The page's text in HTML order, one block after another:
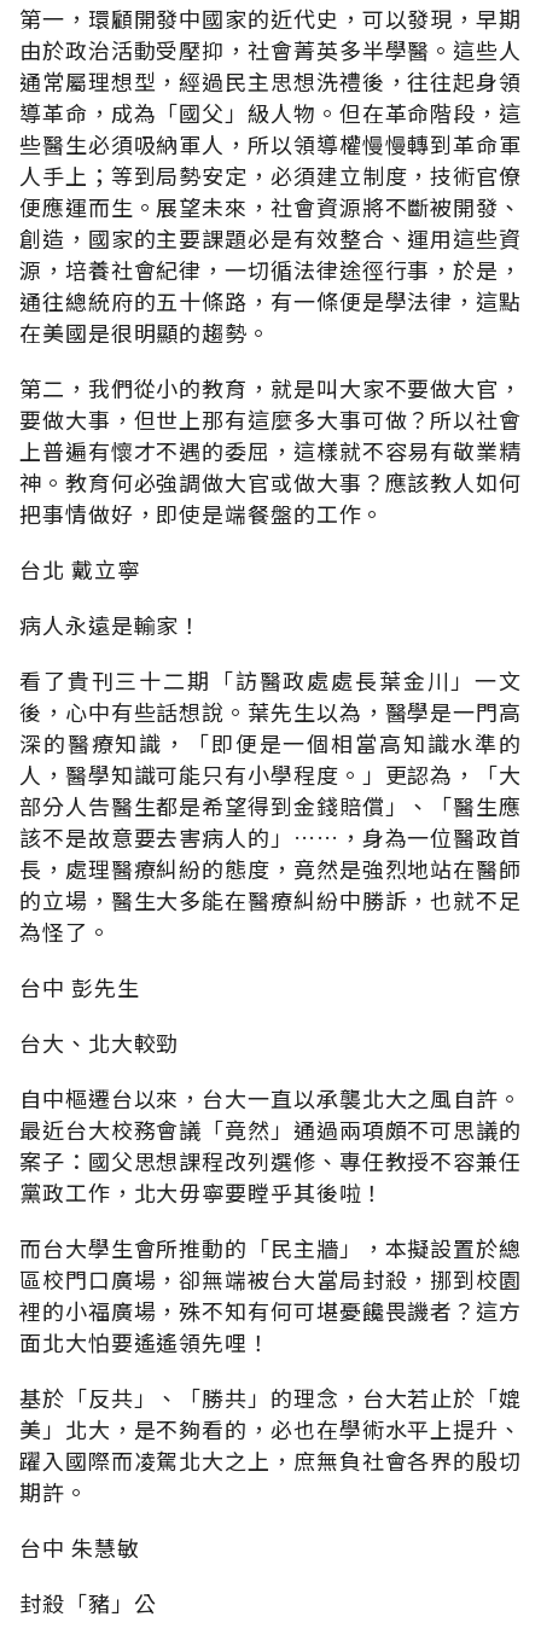
第一，環顧開發中國家的近代史，可以發現，早期
由於政治活動受壓抑，社會菁英多半學醫。這些人
通常屬理想型，經過民主思想洗禮後，往往起身領
導革命，成為「國父」級人物。但在革命階段，這
些醫生必須吸納軍人，所以領導權慢慢轉到革命軍
人手上；等到局勢安定，必須建立制度，技術官僚
便應運而生。展望未來，社會資源將不斷被開發、
創造，國家的主要課題必是有效整合、運用這些資
源，培養社會紀律，一切循法律途徑行事，於是，
通往總統府的五十條路，有一條便是學法律，這點
在美國是很明顯的趨勢。
第二，我們從小的教育，就是叫大家不要做大官，
要做大事，但世上那有這麼多大事可做？所以社會
上普遍有懷才不遇的委屈，這樣就不容易有敬業精
神。教育何必強調做大官或做大事？應該教人如何
把事情做好，即使是端餐盤的工作。
台北 戴立寧
病人永遠是輸家！
看了貴刊三十二期「訪醫政處處長葉金川」一文
後，心中有些話想說。葉先生以為，醫學是一門高
深的醫療知識，「即便是一個相當高知識水準的
人，醫學知識可能只有小學程度。」更認為，「大
部分人告醫生都是希望得到金錢賠償」、「醫生應
該不是故意要去害病人的」……，身為一位醫政首
長，處理醫療糾紛的態度，竟然是強烈地站在醫師
的立場，醫生大多能在醫療糾紛中勝訴，也就不足
為怪了。
台中 彭先生
台大、北大較勁
自中樞遷台以來，台大一直以承襲北大之風自許。
最近台大校務會議「竟然」通過兩項頗不可思議的
案子：國父思想課程改列選修、專任教授不容兼任
黨政工作，北大毋寧要瞠乎其後啦！
而台大學生會所推動的「民主牆」，本擬設置於總
區校門口廣場，卻無端被台大當局封殺，挪到校園
裡的小福廣場，殊不知有何可堪憂饞畏譏者？這方
面北大怕要遙遙領先哩！
基於「反共」、「勝共」的理念，台大若止於「媲
美」北大，是不夠看的，必也在學術水平上提升、
躍入國際而凌駕北大之上，庶無負社會各界的殷切
期許。
台中 朱慧敏
封殺「豬」公